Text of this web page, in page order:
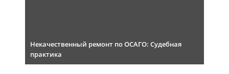
Некачественный ремонт по ОСАГО: Судебная
практика